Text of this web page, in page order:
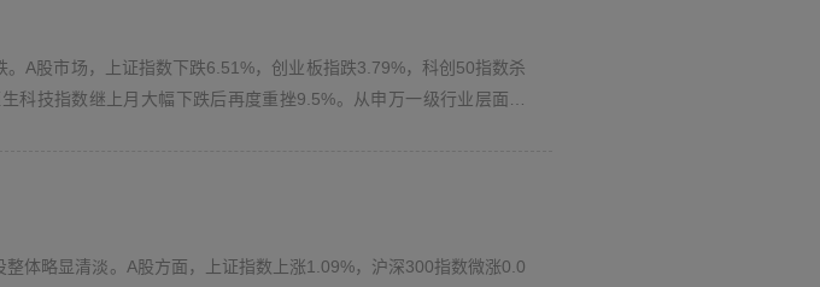
和发布）本网站信息和资料的全部或其任何部分。您亦不可对此等信息和资料有下列违约
式作为商业或公共用途。
法利益之行为，本公司保留追究相关方责任的权利。本公司没有主张或迟延主张该等权
A股市场，上证指数下跌6.51%，创业板指跌3.79%，科创50指数杀
科技指数继上月大幅下跌后再度重挫9.5%。从申万一级行业层面来
体略显清淡。A股方面，上证指数上涨1.09%，沪深300指数微涨0.0